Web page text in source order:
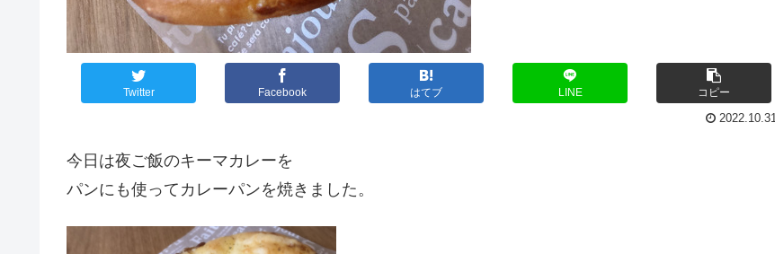
Twitter Facebook はてブ LINE コピー
2022.10.31
今日は夜ご飯のキーマカレーを
パンにも使ってカレーパンを焼きました。